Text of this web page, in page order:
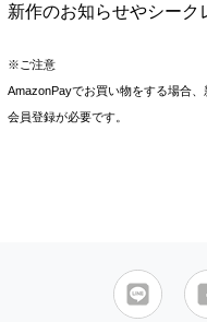
新作のお知らせやシーク
※ご注意
AmazonPayでお買い物をする場合
会員登録が必要です。